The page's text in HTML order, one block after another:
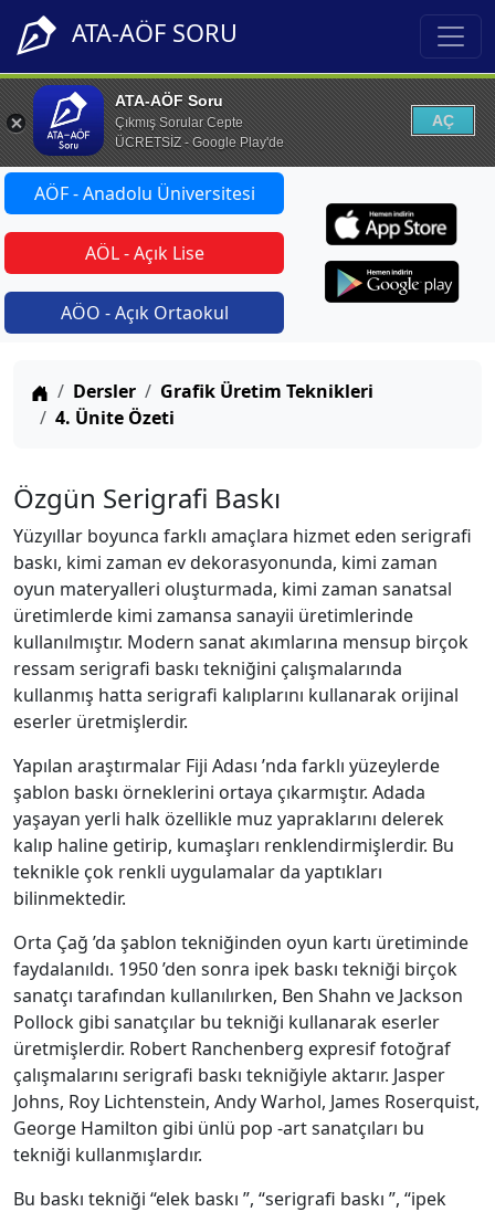
ATA-AÖF SORU
ATA-AÖF Soru
Çıkmış Sorular Cepte
ÜCRETSİZ - Google Play'de
AÇ
AÖF - Anadolu Üniversitesi
AÖL - Açık Lise
AÖO - Açık Ortaokul
Anasayfa
Dersler
Grafik Üretim Teknikleri
4. Ünite Özeti
Özgün Serigrafi Baskı
Yüzyıllar boyunca farklı amaçlara hizmet eden serigrafi
baskı, kimi zaman ev dekorasyonunda, kimi zaman
oyun materyalleri oluşturmada, kimi zaman sanatsal
üretimlerde kimi zamansa sanayii üretimlerinde
kullanılmıştır. Modern sanat akımlarına mensup birçok
ressam serigrafi baskı tekniğini çalışmalarında
kullanmış hatta serigrafi kalıplarını kullanarak orijinal
eserler üretmişlerdir.
Yapılan araştırmalar Fiji Adası ’nda farklı yüzeylerde
şablon baskı örneklerini ortaya çıkarmıştır. Adada
yaşayan yerli halk özellikle muz yapraklarını delerek
kalıp haline getirip, kumaşları renklendirmişlerdir. Bu
teknikle çok renkli uygulamalar da yaptıkları
bilinmektedir.
Orta Çağ ’da şablon tekniğinden oyun kartı üretiminde
faydalanıldı. 1950 ’den sonra ipek baskı tekniği birçok
sanatçı tarafından kullanılırken, Ben Shahn ve Jackson
Pollock gibi sanatçılar bu tekniği kullanarak eserler
üretmişlerdir. Robert Ranchenberg expresif fotoğraf
çalışmalarını serigrafi baskı tekniğiyle aktarır. Jasper
Johns, Roy Lichtenstein, Andy Warhol, James Roserquist,
George Hamilton gibi ünlü pop -art sanatçıları bu
tekniği kullanmışlardır.
Bu baskı tekniği “elek baskı ”, “serigrafi baskı ”, “ipek